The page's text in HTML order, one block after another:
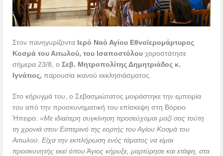
Στον πανηγυρίζοντα Ιερό Ναό Αγίου Εθνοϊερομάρτυρος
Κοσμά του Αιτωλού, του Ισαποστόλουχοροστάτησε
σήμερα 23/8, οΣεβ. Μητροπολίτης Δημητριάδος κ.
Ιγνάτιος,παρουσία ικανού εκκλησιάσματος.
Στο κήρυγμά του, ο Σεβασμιώτατος μοιράστηκε την εμπειρία
του από την προσκυνηματική του επίσκεψη στη Βόρειο
Ήπειρο:«Με ιδιαίτερη συγκίνηση προσεύχομαι μαζί σας τούτη
τη χρονιά στον Εσπερινό της εορτής του Αγίου Κοσμά του
Αιτωλού. Είχα την εκπλήρωση ενός τάματος να είμαι
προσκυνητής εκεί όπου Άγιος κήρυξε, μαρτύρησε και ετάφη, στα